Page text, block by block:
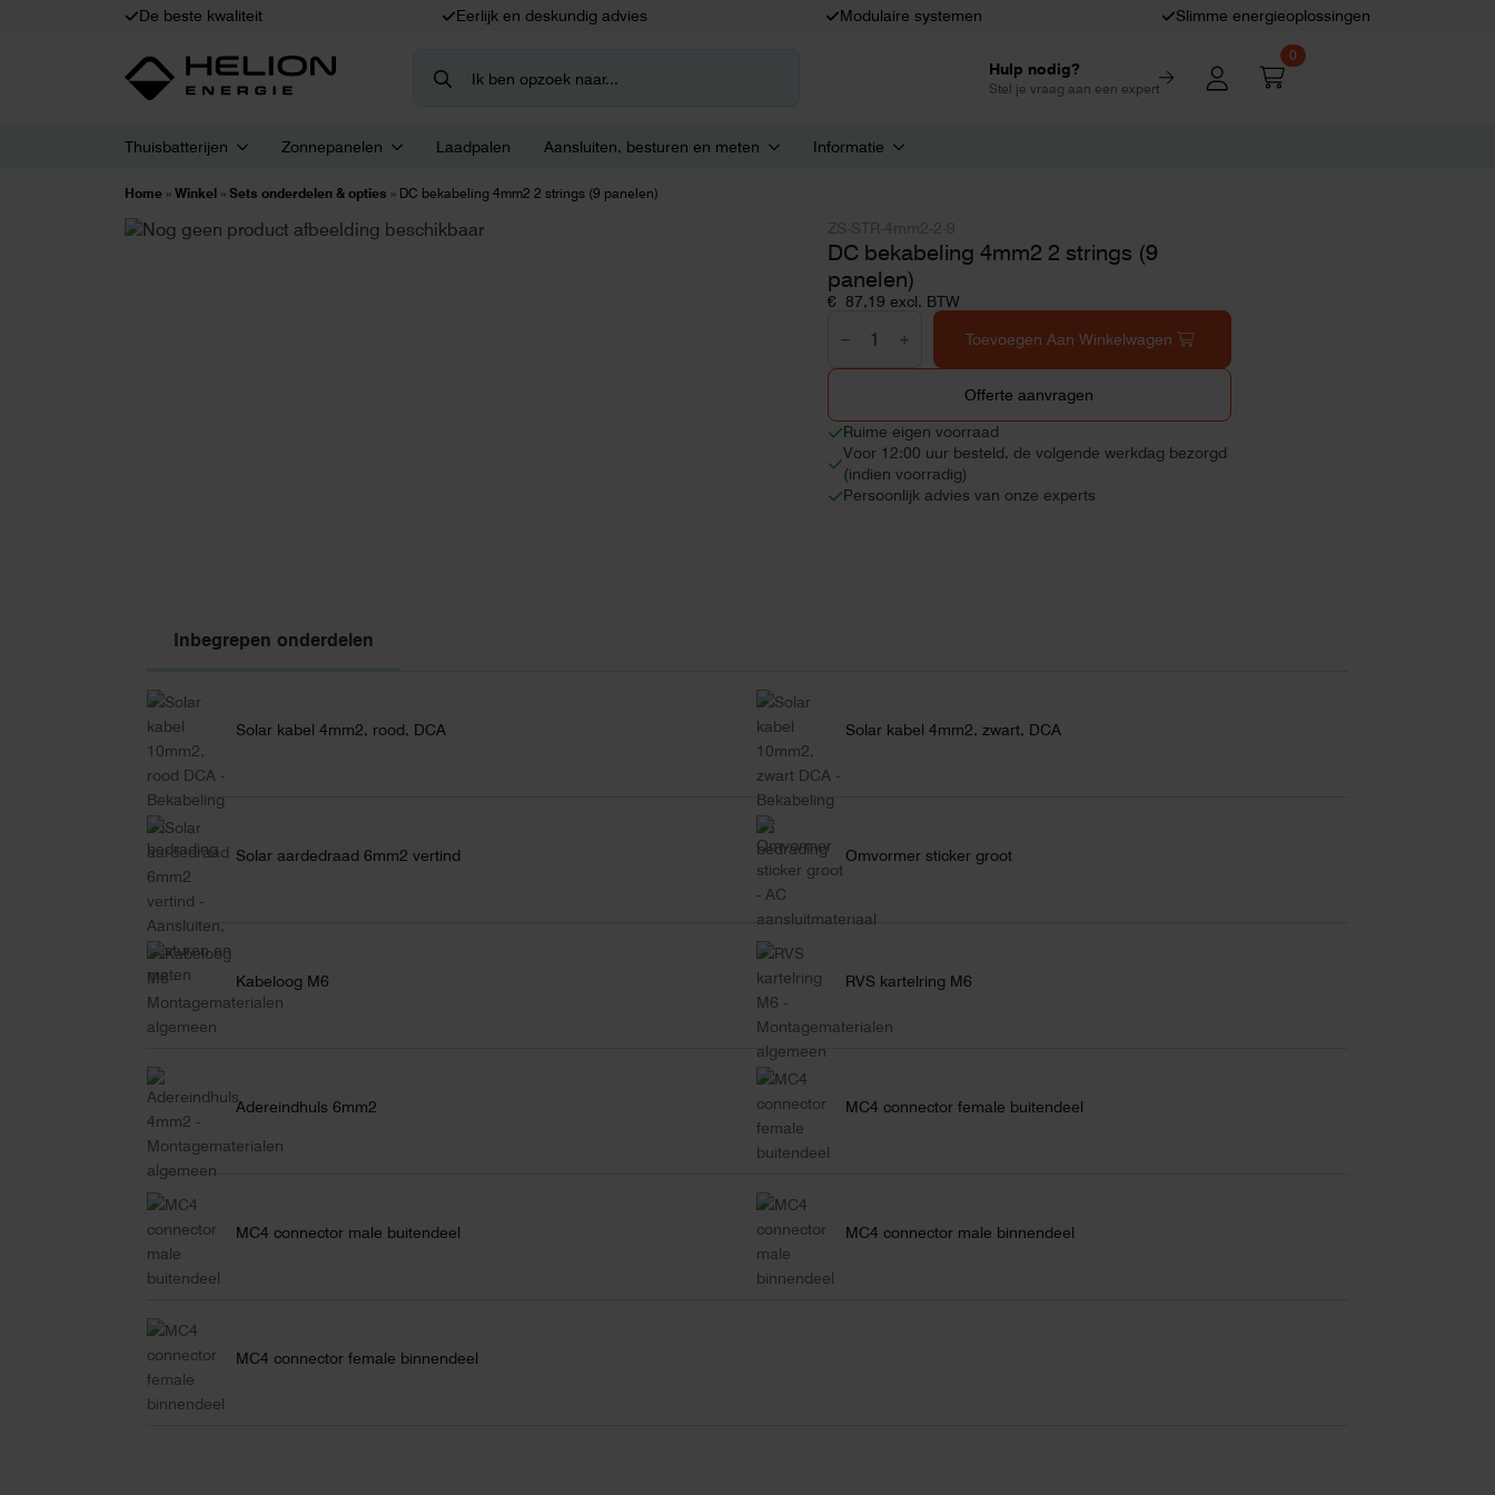
De beste kwaliteit Eerlijk en deskundig advies Modulaire systemen Slimme energieoplossingen
for:
Hulp nodig?
Stel je vraag aan een expert
0
Thuisbatterijen Zonnepanelen Laadpalen Aansluiten, besturen en meten Informatie
Home » Winkel » Sets onderdelen & opties » DC bekabeling 4mm2 2 strings (9 panelen)
DC bekabeling 4mm2 2 strings (9
panelen)
€ 87,19 excl. BTW
bekabeling
4mm2
2
panelen)
aantal
Toevoegen Aan Winkelwagen
Offerte aanvragen
Ruime eigen voorraad
Voor 12:00 uur besteld, de volgende werkdag bezorgd
(indien voorradig)
Persoonlijk advies van onze experts
Inbegrepen onderdelen
Solar kabel 4mm2, rood, DCA Solar kabel 4mm2, zwart, DCA
Solar aardedraad 6mm2 vertind Omvormer sticker groot
Kabeloog M6 RVS kartelring M6
Adereindhuls 6mm2 MC4 connector female buitendeel
MC4 connector male buitendeel MC4 connector male binnendeel
MC4 connector female binnendeel